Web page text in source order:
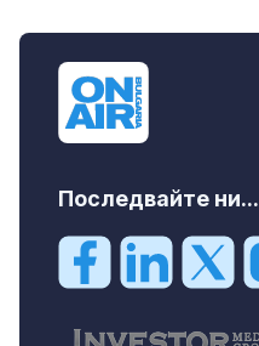
Последвайте ни...